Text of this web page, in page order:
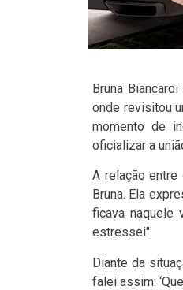
Bruna
onde revisitou
momento de
oficializar a
A relação
Bruna. Ela
ficava naquele
estressei".
Diante da
falei assim: